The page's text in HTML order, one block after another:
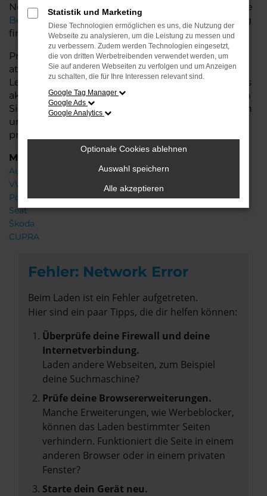
Neuwagen zur Seite und bietet Ihnen umfassende
Beratung, damit Sie das für Sie passende Fahrzeug
finden.
Profitieren Sie von zusätzlichen Services wie
attraktiven Finanzierungsmöglichkeiten,
Leasingangeboten und der Inzahlungnahme Ihres
aktuellen Fahrzeugs. Besuchen Sie uns und lassen
Sie sich von unseren Experten beraten – wir freuen
uns, Ihnen den perfekten Neuwagen zu
präsentieren!
Marken
Audi
VW
Porsche
Seat
Škoda
CUPRA
Fehler: Network Error
Beim Laden ist ein Fehler aufgetreten.
Hier sind ein paar Tipps, die dir helfen können:
Überprüfe deine Firewall und deine
Internetverbindung.
Laden andere Webseiten, zum Beispiel
deine Suchmaschine?
Prüfe deine Browsererweiterungen.
Manche Erweiterungen, wie Werbeblocker,
können das Laden bestimmter Seiten
verhindern. Funktioniert die Seite in einem
anderen Browser oder in einem privaten
Fenster?
Starte dein Gerät neu.
Statistik und Marketing
Diese Technologien ermöglichen es uns, die Nutzung der
Webseite zu analysieren, um die Leistung zu messen und
zu verbessern. Zudem werden Technologien eingesetzt,
die von dritten Werbetreibenden verwendet werden, um
Sie auf anderen Webseiten zu verfolgen und um Anzeigen
zu schalten, die für Ihre Interessen relevant sind.
Google Tag Manager
Google Ads
Google Analytics
Optionale Cookies ablehnen
Auswahl speichern
Alle akzeptieren